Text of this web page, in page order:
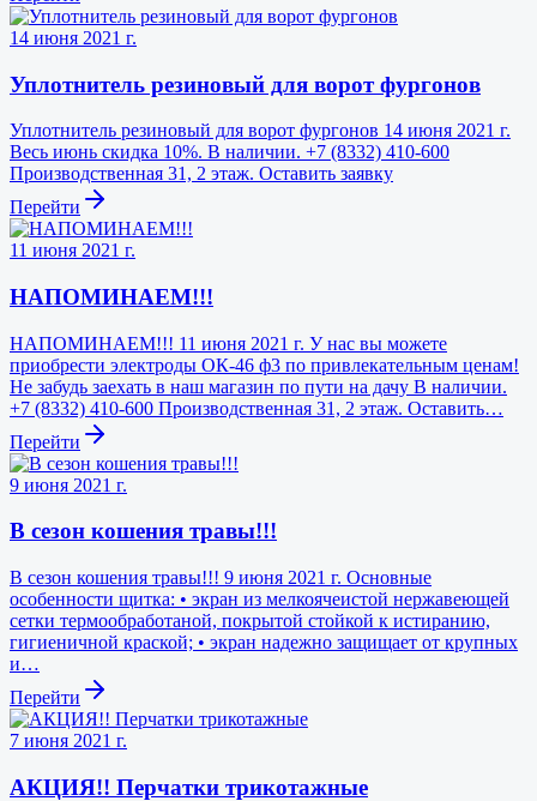
14 июня 2021 г.
Уплотнитель резиновый для ворот фургонов
Уплотнитель резиновый для ворот фургонов 14 июня 2021 г.
Весь июнь скидка 10%. В наличии. +7 (8332) 410-600
Производственная 31, 2 этаж. Оставить заявку
Перейти
11 июня 2021 г.
НАПОМИНАЕМ!!!
НАПОМИНАЕМ!!! 11 июня 2021 г. У нас вы можете
приобрести электроды ОК-46 ф3 по привлекательным ценам!
Не забудь заехать в наш магазин по пути на дачу В наличии.
+7 (8332) 410-600 Производственная 31, 2 этаж. Оставить…
Перейти
9 июня 2021 г.
В сезон кошения травы!!!
В сезон кошения травы!!! 9 июня 2021 г. Основные
особенности щитка: • экран из мелкоячеистой нержавеющей
сетки термообработаной, покрытой стойкой к истиранию,
гигиеничной краской; • экран надежно защищает от крупных
и…
Перейти
7 июня 2021 г.
АКЦИЯ!! Перчатки трикотажные